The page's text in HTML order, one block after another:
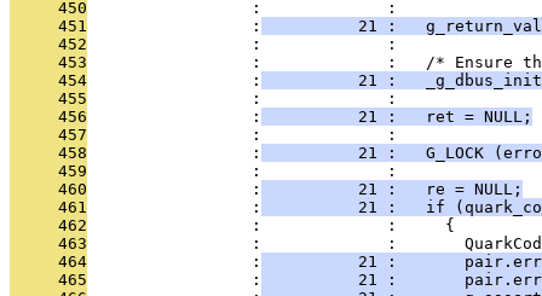
     450
                 :             :
     451
                 :
21 :
     452
                 :             :
     453
:             :   /* Ensure
     454
                 :
21 :
     455
                 :             :
     456
                 :
          21 :   ret = NULL;
     457
                 :             :
     458
                 :
21 :   G_LOCK
     459
                 :             :
     460
                 :
          21 :   re = NULL;
     461
                 :
21 :   if
     462
                 :             :     {
     463
:             :
     464
                 :
21 :
     465
                 :
21 :